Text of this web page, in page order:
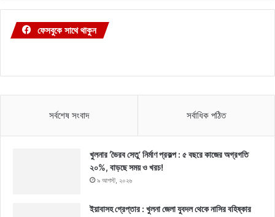
ফেসবুকে সাথে থাকুন
সর্বশেষ সংবাদ সর্বাধিক পঠিত
খুলনার ‘ভৈরব সেতু’ নির্মাণ প্রকল্প : ৫ বছরে কাজের অগ্রগতি
২০%, বাড়ছে সময় ও খরচ!
৯ আগস্ট, ২০২৬
ইয়াবাসহ গ্রেপ্তার : খুলনা জেলা যুবদল থেকে নাসির বহিষ্কার